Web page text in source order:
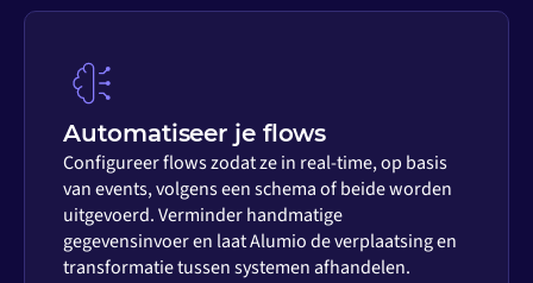
Automatiseer je flows
Configureer flows zodat ze in real-time, op basis
van events, volgens een schema of beide worden
uitgevoerd. Verminder handmatige
gegevensinvoer en laat Alumio de verplaatsing en
transformatie tussen systemen afhandelen.